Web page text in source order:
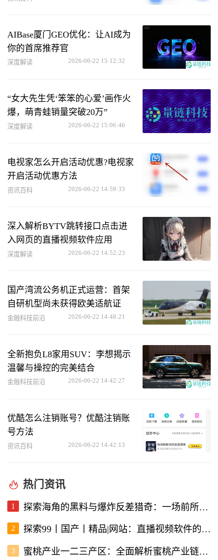
AIBase厦门GEO优化：让AI成为
你的首席推荐官
深度解读 2026-06-22 15:12:32
“女大先生凭‘笨笨的心爱’画作火
爆，萌青蛙销量突破20万”
深度解读 2026-06-22 15:06:46
电视家怎么开启活动优惠?电视家
开启活动优惠方法
资讯百科 2026-06-22 14:59:33
深入解析BYTV跳转接口点击进
入网页的直播视频软件应用
深度解读 2026-06-22 14:52:23
国产湾流公务机正式运营：首架
自研机型尚未获得欧美适航证
金融科技前沿 2026-06-22 14:48:21
全新抱负L8家用SUV：李想揭示
温馨与操控的完美结合
金融科技前沿 2026-06-22 14:42:27
优酷怎么注销账号？优酷注销账
号方法
资讯百科 2026-06-22 14:42:13
热门资讯
1 探索海角的黑料与爆炸反差猎奇：一场前所未有的直播视频体验
2 探索99丨国产丨精品|网站：直播视频软件的新选择
3 蜜桃产业一二三产区：全面解析蜜桃产业链的现状与未来